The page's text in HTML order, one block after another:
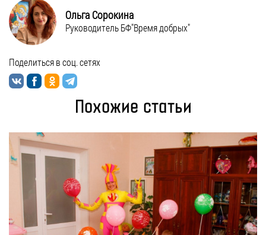
Ольга Сорокина
Руководитель БФ"Время добрых"
Поделиться в соц. сетях
Похожие статьи